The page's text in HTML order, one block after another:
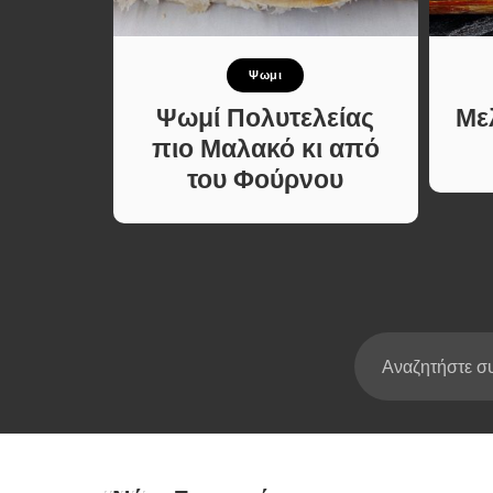
Σούπες
Ψωμι
Ψωμί Πολυτελείας
πιο Μαλακό κι από
του Φούρνου